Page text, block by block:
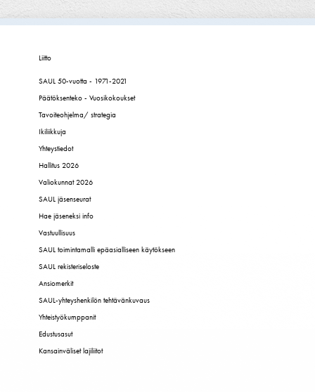
Liitto
SAUL 50-vuotta - 1971-2021
Päätöksenteko - Vuosikokoukset
Tavoiteohjelma/ strategia
Ikiliikkuja
Yhteystiedot
Hallitus 2026
Valiokunnat 2026
SAUL jäsenseurat
Hae jäseneksi info
Vastuullisuus
SAUL toimintamalli epäasialliseen käytökseen
SAUL rekisteriseloste
Ansiomerkit
SAUL-yhteyshenkilön tehtävänkuvaus
Yhteistyökumppanit
Edustusasut
Kansainväliset lajiliitot